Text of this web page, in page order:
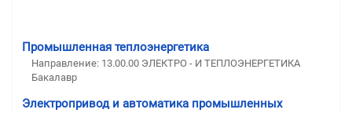
Промышленная теплоэнергетика
Направление: 13.00.00 ЭЛЕКТРО - И ТЕПЛОЭНЕРГЕТИКА
Бакалавр
Электропривод и автоматика промышленных